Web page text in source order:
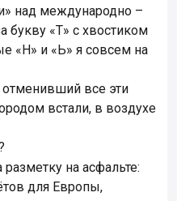
над международно –
букву «Т» с хвостиком
«Н» и «Ь» я совсем на
все эти
встали, в воздухе
на асфальте:
для Европы,